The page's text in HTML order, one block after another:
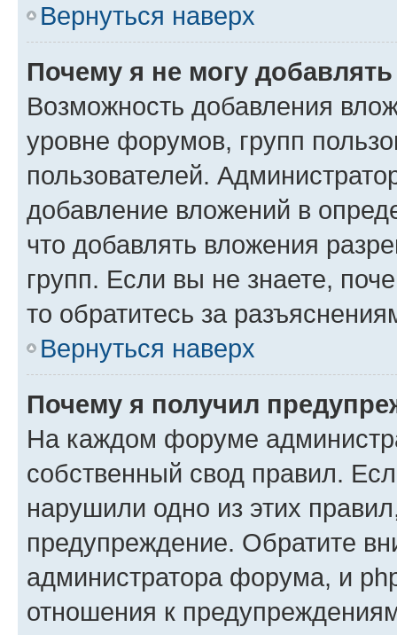
Вернуться наверх
Почему я не могу
Возможность добавления
уровне форумов, групп
пользователей.
добавление вложений в
что добавлять вложения
групп. Если вы не знаете,
то обратитесь за
Вернуться наверх
Почему я получил
На каждом форуме
собственный свод правил.
нарушили одно из этих
предупреждение. Обратите
администратора форума, и
отношения к